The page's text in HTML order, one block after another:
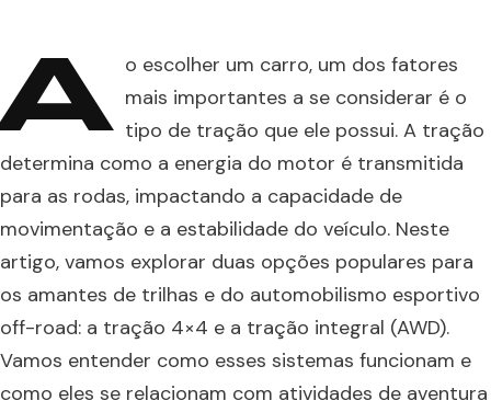
o escolher um carro, um dos fatores
mais importantes a se considerar é o
tipo de tração que ele possui. A tração
determina como a energia do motor é transmitida
para as rodas, impactando a capacidade de
movimentação e a estabilidade do veículo. Neste
artigo, vamos explorar duas opções populares para
os amantes de trilhas e do automobilismo esportivo
off-road: a tração 4×4 e a tração integral (AWD).
Vamos entender como esses sistemas funcionam e
como eles se relacionam com atividades de aventura